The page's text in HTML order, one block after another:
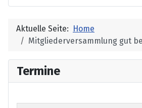
Aktuelle Seite: Home
Mitgliederversammlung gut
Termine